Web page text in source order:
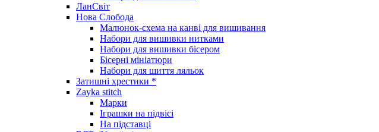
ЛанСвіт
Нова Слобода
Малюнок-схема на канві для вишивання
Набори для вишивки нитками
Набори для вишивки бісером
Бісерні мініатюри
Набори для шиття ляльок
Затишні хрестики *
Zayka stitch
Марки
Іграшки на підвісі
На підставці